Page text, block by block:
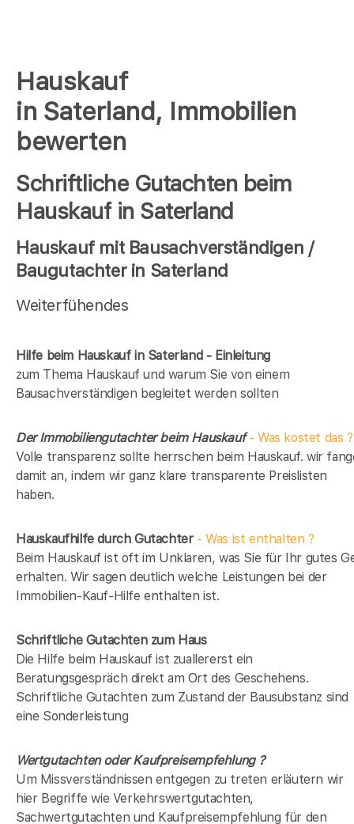
Hauskauf
in Saterland, Immobilien
bewerten
Schriftliche Gutachten beim
Hauskauf in Saterland
Hauskauf mit Bausachverständigen /
Baugutachter in Saterland
Weiterfühendes
Hilfe beim Hauskauf in Saterland - Einleitung
zum Thema Hauskauf und warum Sie von einem
Bausachverständigen begleitet werden sollten
Der Immobiliengutachter beim Hauskauf- Was kostet das ?
Volle transparenz sollte herrschen beim Hauskauf. wir
damit an, indem wir ganz klare transparente Preislisten
haben.
Hauskaufhilfe durch Gutachter- Was ist enthalten ?
Beim Hauskauf ist oft im Unklaren, was Sie für Ihr gutes
erhalten. Wir sagen deutlich welche Leistungen bei der
Immobilien-Kauf-Hilfe enthalten ist.
Schriftliche Gutachten zum Haus
Die Hilfe beim Hauskauf ist zuallererst ein
Beratungsgespräch direkt am Ort des Geschehens.
Schriftliche Gutachten zum Zustand der Bausubstanz sind
eine Sonderleistung
Wertgutachten oder Kaufpreisempfehlung ?
Um Missverständnissen entgegen zu treten erläutern wir
hier Begriffe wie Verkehrswertgutachten,
Sachwertgutachten und Kaufpreisempfehlung für den